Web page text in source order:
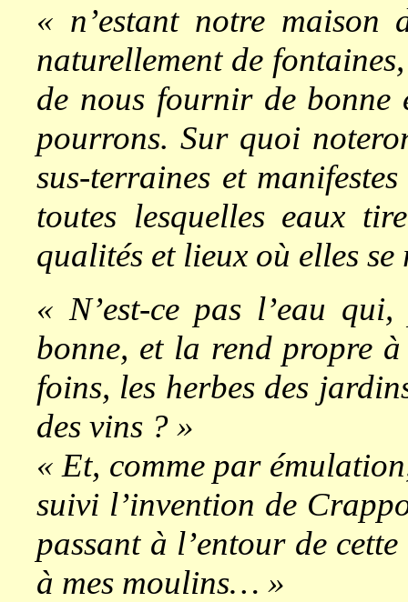
« n’estant notre maison
naturellement de
de nous fournir de bonne
pourrons. Sur quoi
sus-terraines et
toutes lesquelles eaux
qualités et lieux où elles
« N’est-ce pas l’eau
bonne, et la rend propre
foins, les herbes des
des vins ? »
« Et, comme par
suivi l’invention de
passant à l’entour de
à mes moulins… »